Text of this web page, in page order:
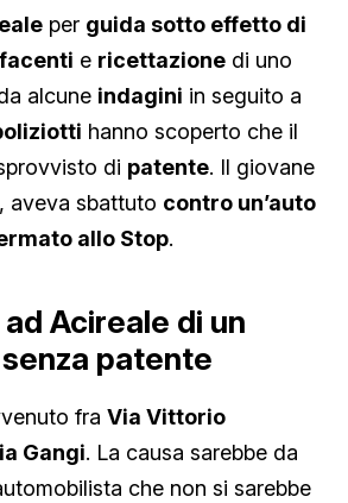
per guida sotto effetto di
e ricettazione di uno
alcune indagini in seguito a
hanno scoperto che il
di patente. Il giovane
aveva sbattuto contro un’auto
allo Stop.
ad Acireale di un
patente
fra Via Vittorio
Gangi. La causa sarebbe da
che non si sarebbe